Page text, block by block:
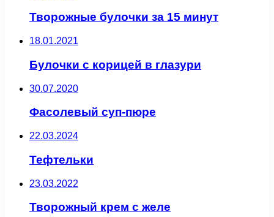
Творожные булочки за 15 минут
18.01.2021
Булочки с корицей в глазури
30.07.2020
Фасолевый суп-пюре
22.03.2024
Тефтельки
23.03.2022
Творожный крем с желе